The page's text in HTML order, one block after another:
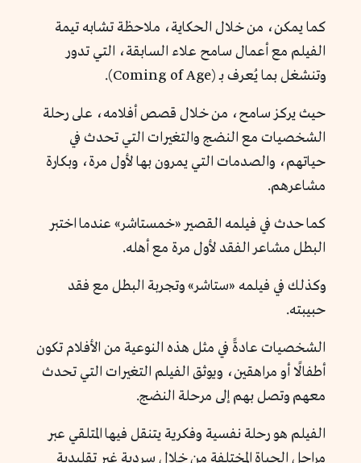
كما يمكن، من خلال الحكاية، ملاحظة تشابه تيمة
الفيلم مع أعمال سامح علاء السابقة، التي تدور
وتنشغل بما يُعرف بـ (Coming of Age).
حيث يركز سامح، من خلال قصص أفلامه، على رحلة
الشخصيات مع النضج والتغيرات التي تحدث في
حياتهم، والصدمات التي يمرون بها لأول مرة، وبكارة
مشاعرهم.
كما حدث في فيلمه القصير «خمستاشر» عندما اختبر
البطل مشاعر الفقد لأول مرة مع أهله.
وكذلك في فيلمه «ستاشر» وتجربة البطل مع فقد
حبيبته.
الشخصيات عادةً في مثل هذه النوعية من الأفلام تكون
أطفالًا أو مراهقين، ويوثق الفيلم التغيرات التي تحدث
معهم وتصل بهم إلى مرحلة النضج.
الفيلم هو رحلة نفسية وفكرية يتنقل فيها المتلقي عبر
مراحل الحياة المختلفة من خلال سردية غير تقليدية